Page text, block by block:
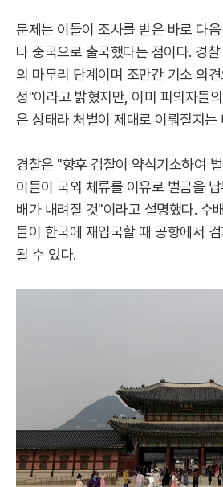
문제는 이들이 조사를 받은 바로 다
나 중국으로 출국했다는 점이다. 경
의 마무리 단계이며 조만간 기소 의
정"이라고 밝혔지만, 이미 피의자들
은 상태라 처벌이 제대로 이뤄질지는
경찰은 "향후 검찰이 약식기소하여
이들이 국외 체류를 이유로 벌금을
배가 내려질 것"이라고 설명했다. 수
들이 한국에 재입국할 때 공항에서
될 수 있다.